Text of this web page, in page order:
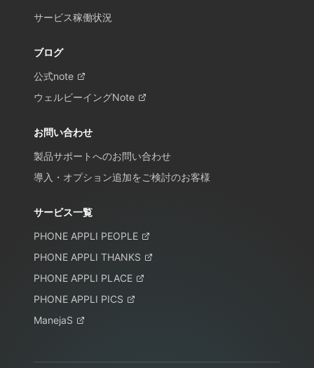
サービス稼働状況
ブログ
公式note
ウェルビーイングNote
お問い合わせ
製品サポートへのお問い合わせ
導入・オプション追加をご検討のお客様
サービス一覧
PHONE APPLI PEOPLE
PHONE APPLI THANKS
PHONE APPLI PLACE
PHONE APPLI PICS
ManejaS